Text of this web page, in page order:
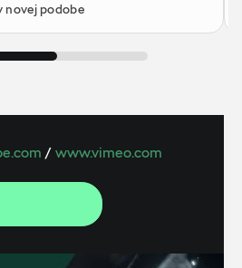
novej podobe
/ www.vimeo.com